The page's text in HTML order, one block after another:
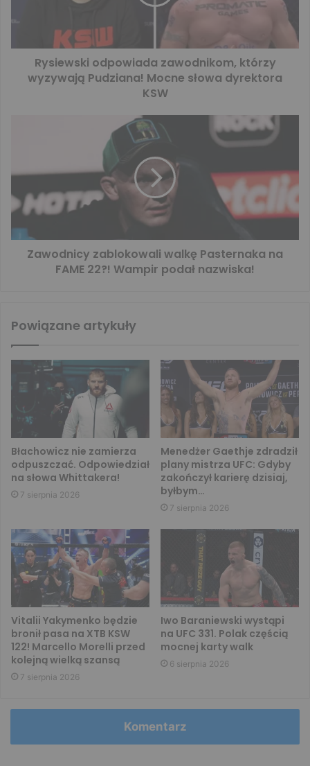
Rysiewski odpowiada zawodnikom, którzy
wyzywają Pudziana! Mocne słowa dyrektora
KSW
Zawodnicy zablokowali walkę Pasternaka na
FAME 22?! Wampir podał nazwiska!
Powiązane artykuły
Błachowicz nie zamierza
odpuszczać. Odpowiedział
na słowa Whittakera!
7 sierpnia 2026
Menedżer Gaethje zdradził
plany mistrza UFC: Gdyby
zakończył karierę dzisiaj,
byłbym…
7 sierpnia 2026
Vitalii Yakymenko będzie
bronił pasa na XTB KSW
122! Marcello Morelli przed
kolejną wielką szansą
7 sierpnia 2026
Iwo Baraniewski wystąpi
na UFC 331. Polak częścią
mocnej karty walk
6 sierpnia 2026
Komentarz